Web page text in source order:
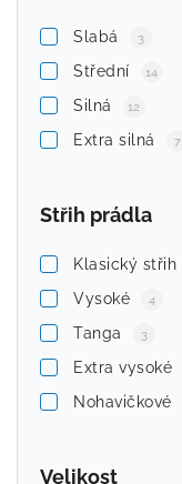
Slabá 3
Střední 14
Silná 12
Extra silná 7
Střih prádla
Klasický střih
Vysoké 4
Tanga 3
Extra vysoké
Nohavičkové
Velikost